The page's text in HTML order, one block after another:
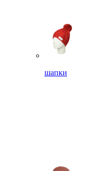
шапки